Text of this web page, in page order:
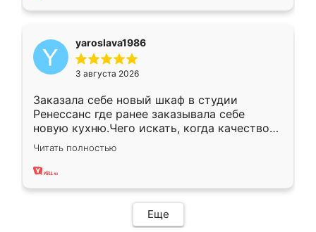
yaroslava1986
3 августа 2026
Заказала себе новый шкаф в студии
Ренессанс где ранее заказывала себе
новую кухню.Чего искать, когда качеством
вполне довольна. Служит кухня уже почти
два года, нареканий нет.
Читать полностью
Еще